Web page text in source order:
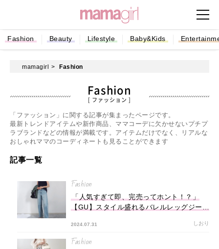
Fashion Beauty Lifestyle Baby&Kids
mamagirl Fashion
Fashion
[ ファッション ]
「ファッション」に関する記事が集まったページです。
最新トレンドアイテムや新作商品、ママコーデに欠かせないプチプ
ラブランドなどの情報が満載です。アイテムだけでなく、リアルな
おしゃれママのコーディネートも見ることができます
記事一覧
Fashion
「人気すぎて即、完売ってホント！？」
【GU】スタイル盛れるバレルレッグジーン
2024.07.31 しおり
Fashion